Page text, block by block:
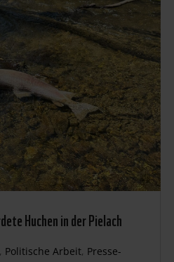
Huchen in der Pielach
, Politische Arbeit, Presse-